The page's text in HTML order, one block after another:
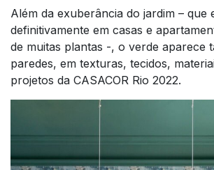
Além da exuberância do jardim – que
definitivamente em casas e
de muitas plantas -, o verde aparece
paredes, em texturas, tecidos,
projetos da CASACOR Rio 2022.